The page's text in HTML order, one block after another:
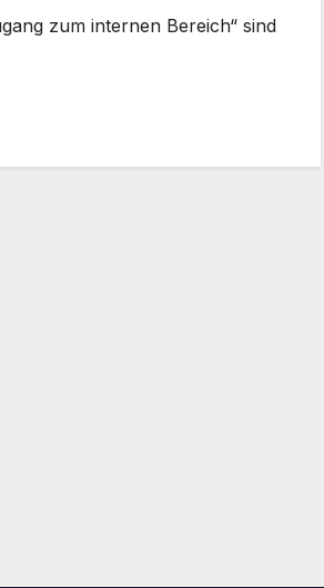
zum internen Bereich“ sind